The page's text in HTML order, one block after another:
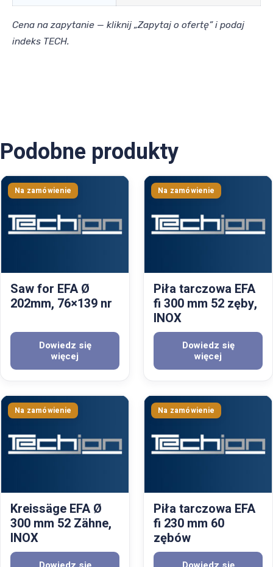
Cena na zapytanie — kliknij „Zapytaj o ofertę” i podaj
indeks TECH.
Podobne produkty
Saw for EFA Ø
202mm, 76×139 nr
Dowiedz się
więcej
Piła tarczowa EFA
fi 300 mm 52 zęby,
INOX
Dowiedz się
więcej
Kreissäge EFA Ø
300 mm 52 Zähne,
INOX
Piła tarczowa EFA
fi 230 mm 60
zębów